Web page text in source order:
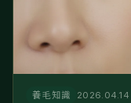
養毛知識 2026.04.14